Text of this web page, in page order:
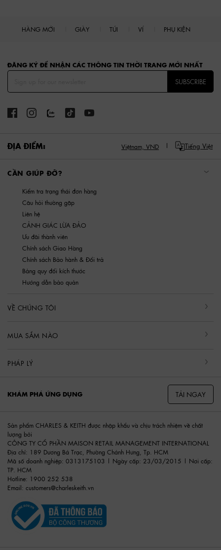
HÀNG MỚI GIÀY TÚI VÍ PHỤ KIỆN
ĐĂNG KÝ ĐỂ NHẬN CÁC THÔNG TIN THỜI TRANG MỚI NHẤT
SUBSCRIBE
ĐỊA ĐIỂM: Việtnam, VND Tiếng Việt
CẦN GIÚP ĐỠ?
Kiểm tra trạng thái đơn hàng
Câu hỏi thường gặp
Liên hệ
CẢNH GIÁC LỪA ĐẢO
Ưu đãi thành viên
Chính sách Giao Hàng
Chính sách Bảo hành & Đổi trả
Bảng quy đổi kích thước
Hướng dẫn bảo quản
VỀ CHÚNG TÔI
MUA SẮM NÀO
PHÁP LÝ
KHÁM PHÁ ỨNG DỤNG TẢI NGAY
Sản phẩm CHARLES & KEITH được nhập khẩu và chịu trách nhiệm về chất
lượng bởi
CÔNG TY CỔ PHẦN MAISON RETAIL MANAGEMENT INTERNATIONAL
Địa chỉ: 189 Dương Bá Trạc, Phường Chánh Hưng, Tp. HCM
Mã số doanh nghiệp: 0313175103 | Ngày cấp: 23/03/2015 | Nơi cấp:
TP. HCM
Hotline: 1900 252 538
Email: customers@charleskeith.vn